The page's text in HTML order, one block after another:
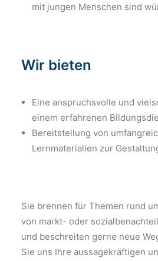
mit jungen Menschen sind
Wir bieten
Eine anspruchsvolle und
einem erfahrenen
Bereitstellung von
Lernmaterialien zur
Sie brennen für Themen rund
von markt- oder
und beschreiten gerne neue
Sie uns Ihre aussagekräftigen